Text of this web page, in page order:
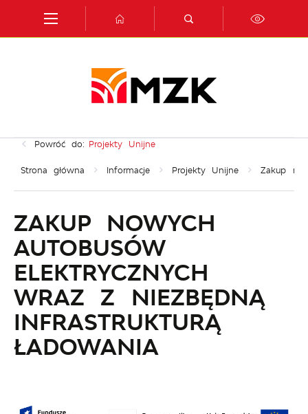
Przejdź do wyszukiwarki.
Przejdź do ustawień wielkości czcionki.
Włącz wersję kontrastową strony.
Powróć do: Projekty Unijne
Strona główna Informacje Projekty Unijne Zakup
ZAKUP NOWYCH
AUTOBUSÓW
ELEKTRYCZNYCH
WRAZ Z NIEZBĘDNĄ
INFRASTRUKTURĄ
ŁADOWANIA